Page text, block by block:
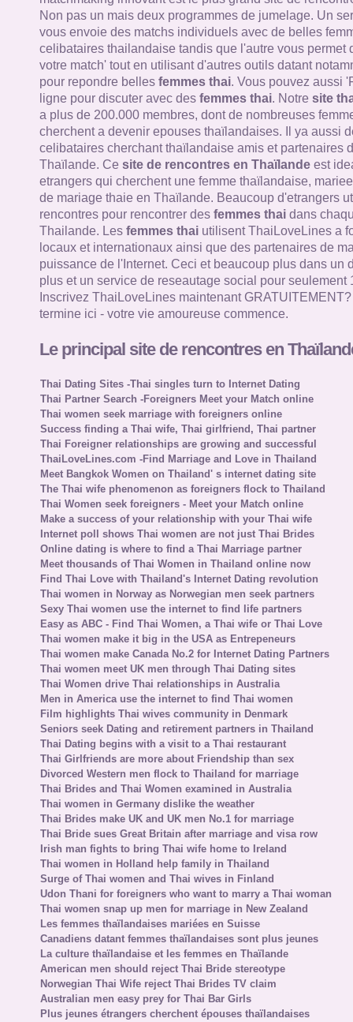
Non pas un mais deux programmes de jumelage. Un
vous envoie des matchs individuels avec de belles
celibataires thailandaise tandis que l'autre vous permet
votre match' tout en utilisant d'autres outils datant
pour repondre belles femmes thai. Vous pouvez aussi
ligne pour discuter avec des femmes thai. Notre site
a plus de 200.000 membres, dont de nombreuses
cherchent a devenir epouses thaïlandaises. Il ya aussi
celibataires cherchant thaïlandaise amis et partenaires
Thaïlande. Ce site de rencontres en Thaïlandeest
etrangers qui cherchent une femme thaïlandaise,
de mariage thaie en Thaïlande. Beaucoup d'etrangers
rencontres pour rencontrer des femmes thaidans
Thailande. Les femmes thaiutilisent ThaiLoveLines a
locaux et internationaux ainsi que des partenaires de
puissance de l'Internet. Ceci et beaucoup plus dans un
plus et un service de reseautage social pour seulement
Inscrivez ThaiLoveLines maintenant
termine ici - votre vie amoureuse commence.
Le principal site de rencontres en
Thai Dating Sites -Thai singles turn to Internet Dating
Thai Partner Search -Foreigners Meet your Match online
Thai women seek marriage with foreigners online
Success finding a Thai wife, Thai girlfriend, Thai partner
Thai Foreigner relationships are growing and successful
ThaiLoveLines.com -Find Marriage and Love in Thailand
Meet Bangkok Women on Thailand' s internet dating site
The Thai wife phenomenon as foreigners flock to Thailand
Thai Women seek foreigners - Meet your Match online
Make a success of your relationship with your Thai wife
Internet poll shows Thai women are not just Thai Brides
Online dating is where to find a Thai Marriage partner
Meet thousands of Thai Women in Thailand online now
Find Thai Love with Thailand's Internet Dating revolution
Thai women in Norway as Norwegian men seek partners
Sexy Thai women use the internet to find life partners
Easy as ABC - Find Thai Women, a Thai wife or Thai Love
Thai women make it big in the USA as Entrepeneurs
Thai women make Canada No.2 for Internet Dating Partners
Thai women meet UK men through Thai Dating sites
Thai Women drive Thai relationships in Australia
Men in America use the internet to find Thai women
Film highlights Thai wives community in Denmark
Seniors seek Dating and retirement partners in Thailand
Thai Dating begins with a visit to a Thai restaurant
Thai Girlfriends are more about Friendship than sex
Divorced Western men flock to Thailand for marriage
Thai Brides and Thai Women examined in Australia
Thai women in Germany dislike the weather
Thai Brides make UK and UK men No.1 for marriage
Thai Bride sues Great Britain after marriage and visa row
Irish man fights to bring Thai wife home to Ireland
Thai women in Holland help family in Thailand
Surge of Thai women and Thai wives in Finland
Udon Thani for foreigners who want to marry a Thai woman
Thai women snap up men for marriage in New Zealand
Les femmes thaïlandaises mariées en Suisse
Canadiens datant femmes thaïlandaises sont plus jeunes
La culture thaïlandaise et les femmes en Thaïlande
American men should reject Thai Bride stereotype
Norwegian Thai Wife reject Thai Brides TV claim
Australian men easy prey for Thai Bar Girls
Plus jeunes étrangers cherchent épouses thaïlandaises